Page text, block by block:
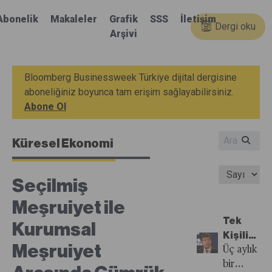
Makaleler
Grafik
Arşivi
SSS İletişim
Dergi oku
Bloomberg Businessweek Türkiye dijital dergisine
aboneliğiniz boyunca tam erişim sağlayabilirsiniz.
Abone Ol
Küresel Ekonomi
Seçilmiş
Meşruiyet ile
Kurumsal
Meşruiyet
Tek
Kişilik
Milyar
Dolarlık
Üç aylık
bir